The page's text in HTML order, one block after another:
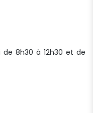
8h30 à 12h30 et de